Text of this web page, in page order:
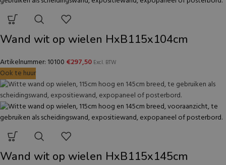
Wand wit op wielen HxB115x104cm
Artikelnummer: 10100 €297,50 Excl. BTW
Ook te huur
Wand wit op wielen HxB115x145cm